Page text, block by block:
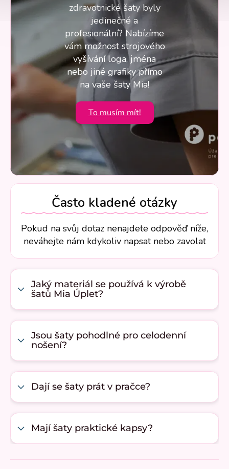
zdravotnické šaty byly
jedinečné a
profesionální? Nabízíme
vám možnost strojového
vyšívání loga, jména
nebo jiné grafiky přímo
na vaše šaty Mia!
To musím mít!
Často kladené otázky
Pokud na svůj dotaz nenajdete odpověď níže,
neváhejte nám kdykoliv napsat nebo zavolat
Jaký materiál se používá k výrobě
šatů Mia Úplet?
Jsou šaty pohodlné pro celodenní
nošení?
Dají se šaty prát v pračce?
Mají šaty praktické kapsy?